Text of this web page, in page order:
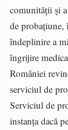
comunității și
de
îndeplinire a
îngrijire
României
serviciul de
Serviciul de
instanța dacă